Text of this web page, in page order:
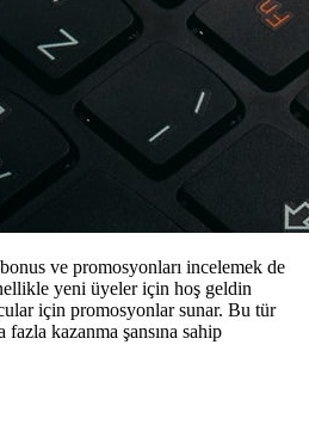
ve promosyonları incelemek de
yeni üyeler için hoş geldin
için promosyonlar sunar. Bu tür
fazla kazanma şansına sahip